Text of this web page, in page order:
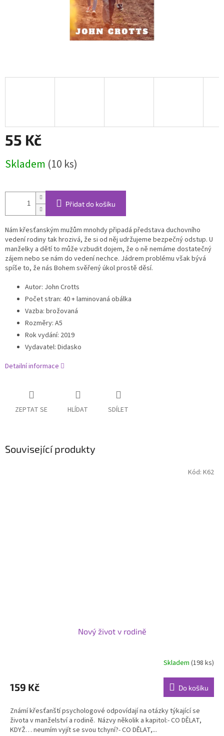
55 Kč
cena:
Skladem (10 ks)
Přidat do košíku
Nám křesťanským mužům mnohdy připadá představa duchovního
vedení rodiny tak hrozivá, že si od něj udržujeme bezpečný odstup. U
manželky a dětí to může vzbudit dojem, že o ně nemáme dostatečný
zájem nebo se nám do vedení nechce. Jádrem problému však bývá
spíše to, že nás Bohem svěřený úkol prostě děsí.
Autor: John Crotts
Počet stran: 40 + laminovaná obálka
Vazba: brožovaná
Rozměry: A5
Rok vydání: 2019
Vydavatel: Didasko
Detailní informace
ZEPTAT SE HLÍDAT SDÍLET
Související produkty
Nový život v rodině
Skladem (198 ks)
159 Kč Do košíku
Známí křesťanští psychologové odpovídají na otázky týkající se
života v manželství a rodině. Názvy několik a kapitol:- CO DĚLAT,
KDYŽ… neumím vyjít se svou tchyní?- CO DĚLAT,...
Kód: K62